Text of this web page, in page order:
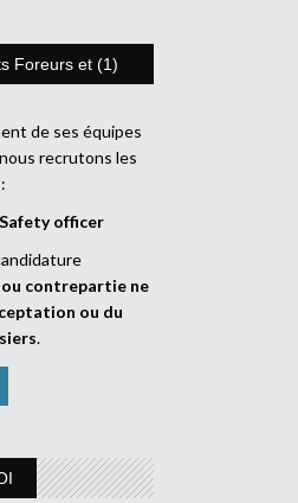
Foreurs et (1)
de ses équipes
recrutons les
officer
contrepartie ne
ou du
.